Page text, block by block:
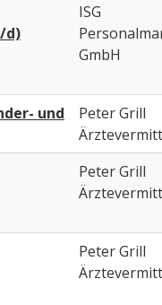
d)
ISG
GmbH
und
Peter Grill
Peter Grill
Peter Grill